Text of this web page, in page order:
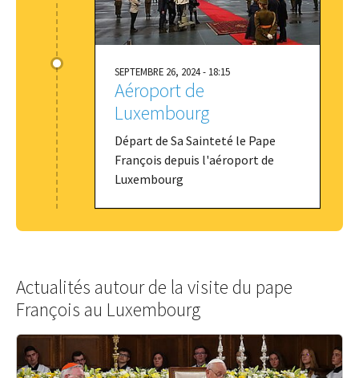
SEPTEMBRE 26, 2024 - 18:15
Aéroport de
Luxembourg
Départ de Sa Sainteté le Pape
François depuis l'aéroport de
Luxembourg
Actualités autour de la visite du pape
François au Luxembourg